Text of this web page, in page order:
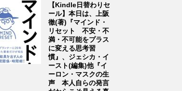
【Kindle日替わりセ
ール】本日は、上阪
徹(著)『マインド・
リセット 不安・不
満・不可能をプラス
に変える思考習
慣』、ジェシカ・イ
ースト(編集)他『イ
ーロン・マスクの生
声 本人自らの発言